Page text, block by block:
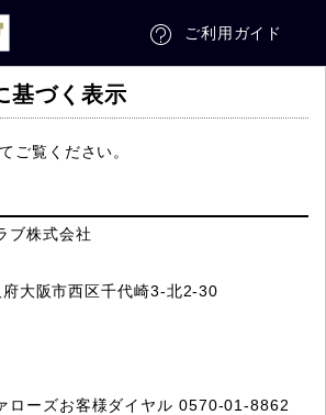
ご利用ガイド
基づく表示
ご覧ください。
ブ株式会社
大阪市西区千代崎3-北2-30
ローズお客様ダイヤル 0570-01-8862